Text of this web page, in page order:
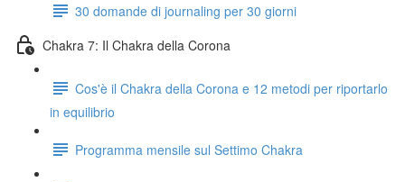
30 domande di journaling per 30 giorni
Chakra 7: Il Chakra della Corona
Cos'è il Chakra della Corona e 12 metodi per riportarlo
in equilibrio
Programma mensile sul Settimo Chakra